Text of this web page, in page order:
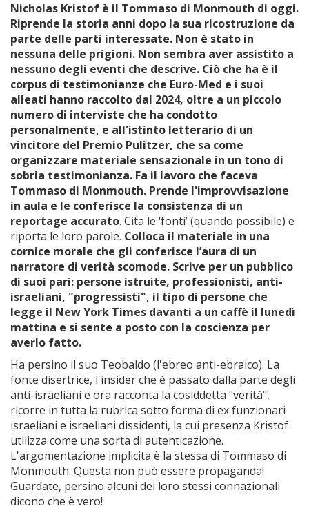
Nicholas Kristof è il Tommaso di Monmouth di oggi.
Riprende la storia anni dopo la sua ricostruzione da
parte delle parti interessate. Non è stato in
nessuna delle prigioni. Non sembra aver assistito a
nessuno degli eventi che descrive. Ciò che ha è il
corpus di testimonianze che Euro-Med e i suoi
alleati hanno raccolto dal 2024, oltre a un piccolo
numero di interviste che ha condotto
personalmente, e all'istinto letterario di un
vincitore del Premio Pulitzer, che sa come
organizzare materiale sensazionale in un tono di
sobria testimonianza. Fa il lavoro che faceva
Tommaso di Monmouth. Prende l'improvvisazione
in aula e le conferisce la consistenza di un
reportage accurato. Cita le ‘fonti’ (quando possibile) e
riporta le loro parole. Colloca il materiale in una
cornice morale che gli conferisce l’aura di un
narratore di verità scomode. Scrive per un pubblico
di suoi pari: persone istruite, professionisti, anti-
israeliani, "progressisti", il tipo di persone che
legge il New York Times davanti a un caffè il lunedì
mattina e si sente a posto con la coscienza per
averlo fatto.
Ha persino il suo Teobaldo (l'ebreo anti-ebraico). La
fonte disertrice, l'insider che è passato dalla parte degli
anti-israeliani e ora racconta la cosiddetta "verità",
ricorre in tutta la rubrica sotto forma di ex funzionari
israeliani e israeliani dissidenti, la cui presenza Kristof
utilizza come una sorta di autenticazione.
L'argomentazione implicita è la stessa di Tommaso di
Monmouth. Questa non può essere propaganda!
Guardate, persino alcuni dei loro stessi connazionali
dicono che è vero!